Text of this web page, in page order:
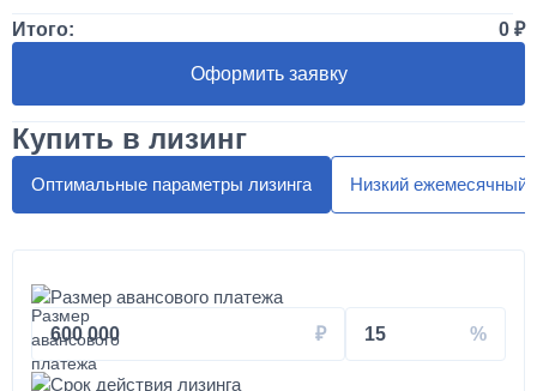
50 000
Установка двухместного спальника с высокой крышей
Установка автоматической системы подкачки колес и
шин на вездеход КАМАЗ
Итого: 0
Оформить заявку
Купить в лизинг
Оптимальные параметры лизинга Низкий ежемесячный
Размер авансового платежа
600 000
15
Срок действия лизинга